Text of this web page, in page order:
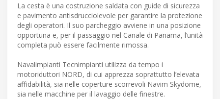
La cesta è una costruzione saldata con guide di sicurezza
e pavimento antisdrucciolevole per garantire la protezione
degli operatori. Il suo parcheggio avviene in una posizione
opportuna e, per il passaggio nel Canale di Panama, l’unità
completa può essere facilmente rimossa.
Navalimpianti Tecnimpianti utilizza da tempo i
motoriduttori NORD, di cui apprezza soprattutto l’elevata
affidabilità, sia nelle coperture scorrevoli Navim Skydome,
sia nelle macchine per il lavaggio delle finestre.